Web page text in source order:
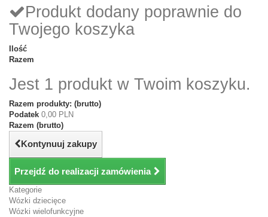
Produkt dodany poprawnie do
Twojego koszyka
Ilość
Razem
Jest 1 produkt w Twoim koszyku.
Razem produkty: (brutto)
Podatek 0,00 PLN
Razem (brutto)
Kontynuuj zakupy
Przejdź do realizacji zamówienia
Kategorie
Wózki dziecięce
Wózki wielofunkcyjne